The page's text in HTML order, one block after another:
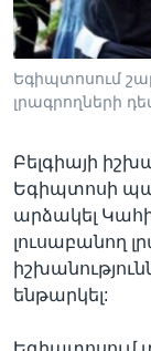
Լեզուներ
Եգիպտոսում
լրագրողների
Բելգիայի
Եգիպտոսի
արձակել
լուսաբանող
ենթարկել: